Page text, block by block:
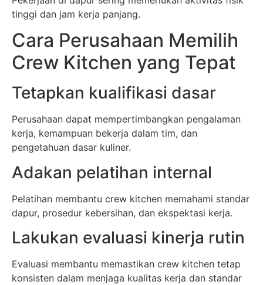
tinggi dan jam kerja panjang.
Cara Perusahaan Memilih
Crew Kitchen yang Tepat
Tetapkan kualifikasi dasar
Perusahaan dapat mempertimbangkan pengalaman
kerja, kemampuan bekerja dalam tim, dan
pengetahuan dasar kuliner.
Adakan pelatihan internal
Pelatihan membantu crew kitchen memahami standar
dapur, prosedur kebersihan, dan ekspektasi kerja.
Lakukan evaluasi kinerja rutin
Evaluasi membantu memastikan crew kitchen tetap
konsisten dalam menjaga kualitas kerja dan standar